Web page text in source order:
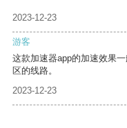
2023-12-23
游客
这款加速器app的加速效果
区的线路。
2023-12-23